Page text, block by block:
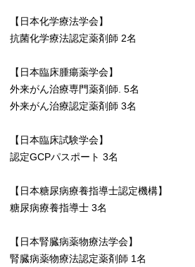
【日本化学療法学会】
抗菌化学療法認定薬剤師 2名
【日本臨床腫瘍薬学会】
外来がん治療専門薬剤師. 5名
外来がん治療認定薬剤師 3名
【日本臨床試験学会】
認定GCPパスポート 3名
【日本糖尿病療養指導士認定機構】
糖尿病療養指導士 3名
【日本腎臓病薬物療法学会】
腎臓病薬物療法認定薬剤師 1名